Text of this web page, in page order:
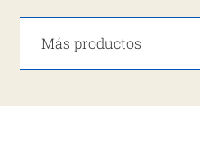
Más productos